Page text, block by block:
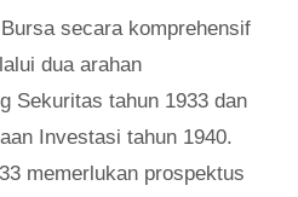
secara komprehensif
dua arahan
Sekuritas tahun 1933 dan
Investasi tahun 1940.
memerlukan prospektus